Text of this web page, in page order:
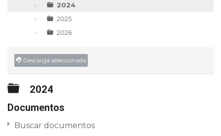
2024
2025
2026
Descarga seleccionada
Carpeta
2024
Documentos
Buscar documentos